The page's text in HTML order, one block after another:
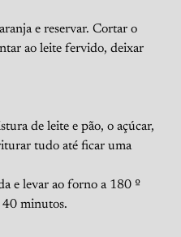
e reservar. Cortar o
ao leite fervido, deixar
de leite e pão, o açúcar,
tudo até ficar uma
e levar ao forno a 180 º
40 minutos.